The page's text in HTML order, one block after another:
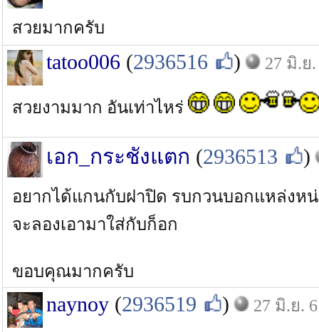
สวยมากครับ
tatoo006 (2936516 ) 27 มิ.ย.
สวยงามมาก อันเท่าไหร่
เอก_กระชังแตก (2936513 )
อยากได้แกนกับฝาปิด รบกวนบอกแหล่งห
จะลองเอามาใส่กับก็อก
ขอบคุณมากครับ
naynoy (2936519 ) 27 มิ.ย.